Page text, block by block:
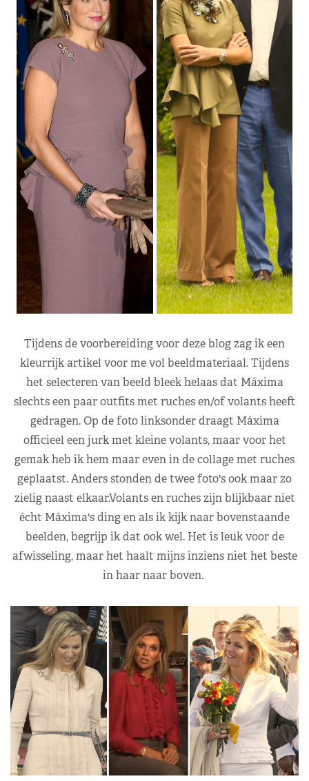
Tijdens de voorbereiding voor deze blog zag ik een
kleurrijk artikel voor me vol beeldmateriaal. Tijdens
het selecteren van beeld bleek helaas dat Máxima
slechts een paar outfits met ruches en/of volants heeft
gedragen. Op de foto linksonder draagt Máxima
officieel een jurk met kleine volants, maar voor het
gemak heb ik hem maar even in de collage met ruches
geplaatst. Anders stonden de twee foto's ook maar zo
zielig naast elkaar.Volants en ruches zijn blijkbaar niet
écht Máxima's ding en als ik kijk naar bovenstaande
beelden, begrijp ik dat ook wel. Het is leuk voor de
afwisseling, maar het haalt mijns inziens niet het beste
in haar naar boven.